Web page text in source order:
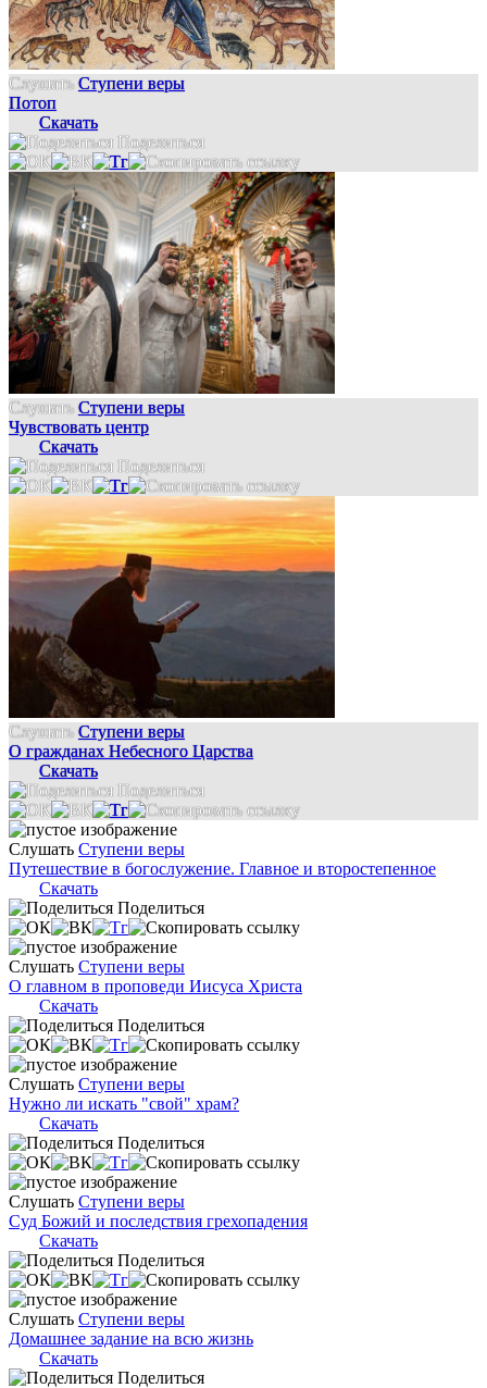
Слушать Ступени веры
Потоп
Скачать
Поделиться
Слушать Ступени веры
Чувствовать центр
Скачать
Поделиться
Слушать Ступени веры
О гражданах Небесного Царства
Скачать
Поделиться
Слушать Ступени веры
Путешествие в богослужение. Главное и второстепенное
Скачать
Поделиться
Слушать Ступени веры
О главном в проповеди Иисуса Христа
Скачать
Поделиться
Слушать Ступени веры
Нужно ли искать "свой" храм?
Скачать
Поделиться
Слушать Ступени веры
Суд Божий и последствия грехопадения
Скачать
Поделиться
Слушать Ступени веры
Домашнее задание на всю жизнь
Скачать
Поделиться